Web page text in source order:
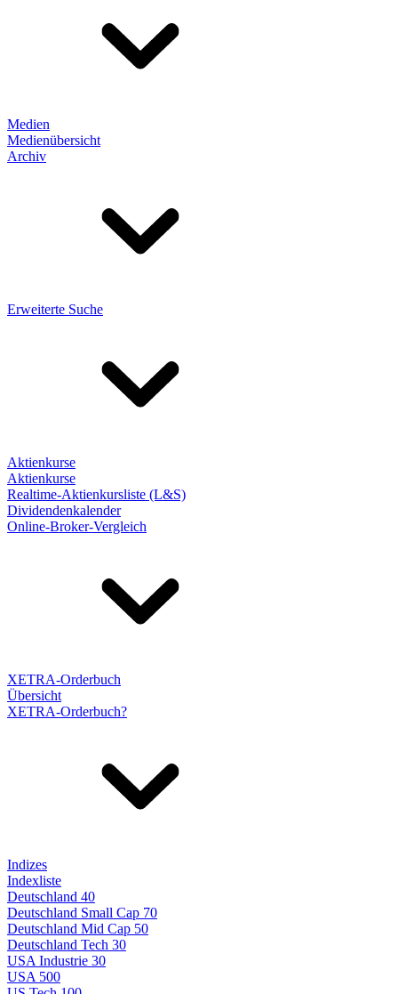
Medien
Medienübersicht
Archiv
Erweiterte Suche
Aktienkurse
Aktienkurse
Realtime-Aktienkursliste (L&S)
Dividendenkalender
Online-Broker-Vergleich
XETRA-Orderbuch
Übersicht
XETRA-Orderbuch?
Indizes
Indexliste
Deutschland 40
Deutschland Small Cap 70
Deutschland Mid Cap 50
Deutschland Tech 30
USA Industrie 30
USA 500